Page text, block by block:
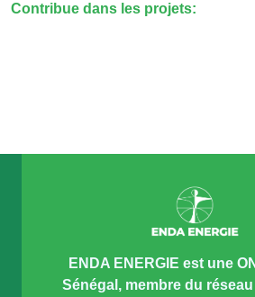
Contribue dans les projets:
ENDA ENERGIE est une
Sénégal, membre du